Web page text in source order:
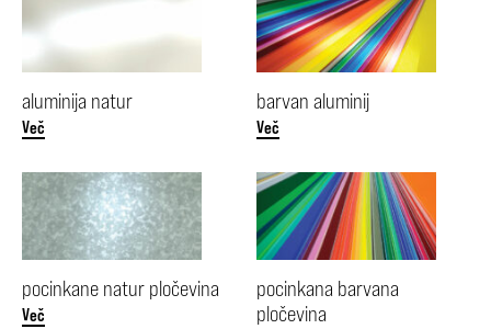
aluminija natur
Več
barvan aluminij
Več
pocinkane natur pločevina
Več
pocinkana barvana
pločevina